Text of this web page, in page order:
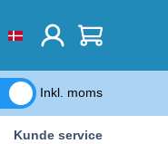
Inkl. moms
Kunde service